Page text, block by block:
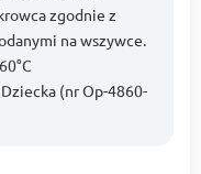
zgodnie z
na wszywce.
(nr Op-4860-